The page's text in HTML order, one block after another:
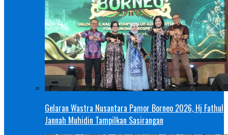
Gelaran Wastra Nusantara Pamor Borneo 2026, Hj Fathul
Jannah Muhidin Tampilkan Sasirangan